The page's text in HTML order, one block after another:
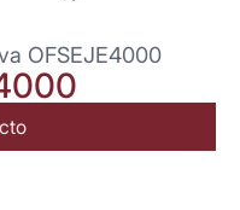
OFSEJE4000